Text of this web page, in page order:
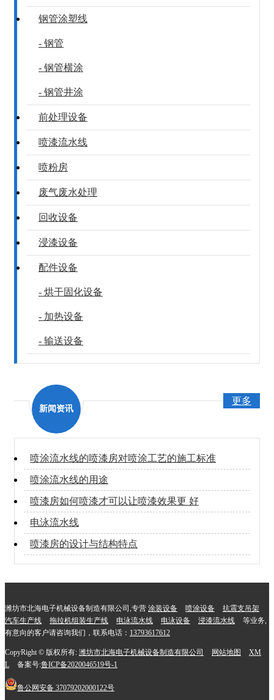
钢管涂塑线
- 钢管
- 钢管横涂
- 钢管井涂
前处理设备
喷漆流水线
喷粉房
废气废水处理
回收设备
浸漆设备
配件设备
- 烘干固化设备
- 加热设备
- 输送设备
新闻资讯
更多
喷涂流水线的喷漆房对喷涂工艺的施工标准
喷涂流水线的用途
喷漆房如何喷漆才可以让喷漆效果更 好
电泳流水线
喷漆房的设计与结构特点
潍坊市北海电子机械设备制造有限公司,专营 涂装设备 喷涂设备
抗震支吊架
汽车生产线
拖拉机组装生产线 电泳流水线 电泳设备 浸漆流水线
等业务,
有意向的客户请咨询我们，联系电话： 13793617612
CopyRight © 版权所有: 潍坊市北海电子机械设备制造有限公司 网站地图
XM
L
备案号:鲁ICP备2020046519号-1
鲁公网安备 37079202000122号